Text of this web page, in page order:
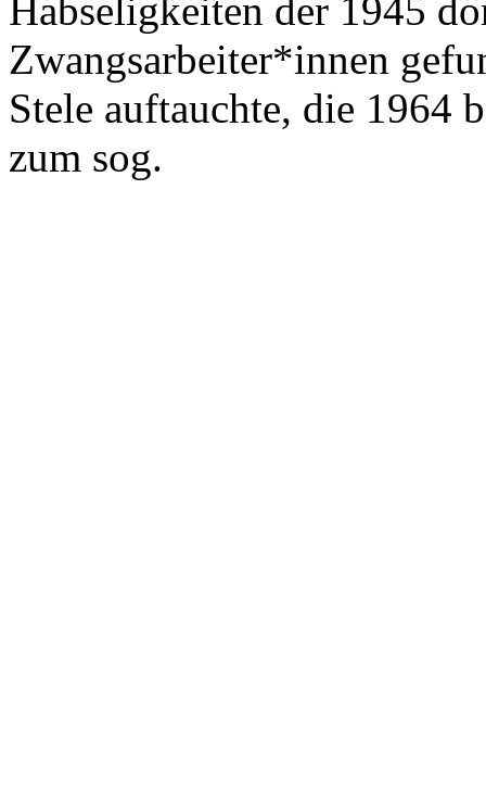
Habseligkeiten der 1945
Zwangsarbeiter*innen
Stele auftauchte, die 1964
zum sog.